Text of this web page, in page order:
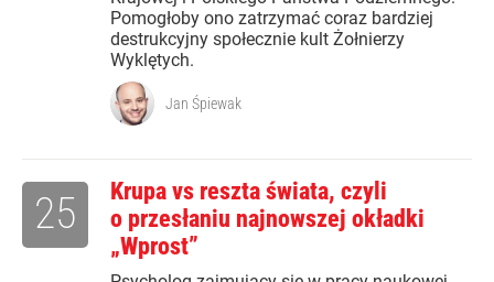
Pomogłoby ono zatrzymać coraz bardziej
destrukcyjny społecznie kult Żołnierzy
Wyklętych.
Jan Śpiewak
Krupa vs reszta świata, czyli
o przesłaniu najnowszej okładki
„Wprost”
25